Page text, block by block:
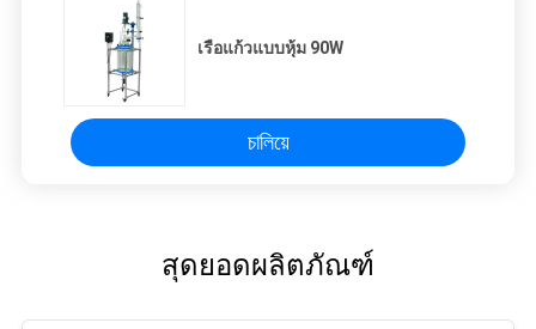
เรือแก้วแบบหุ้ม 90W
চালিয়ে
สุดยอดผลิตภัณฑ์